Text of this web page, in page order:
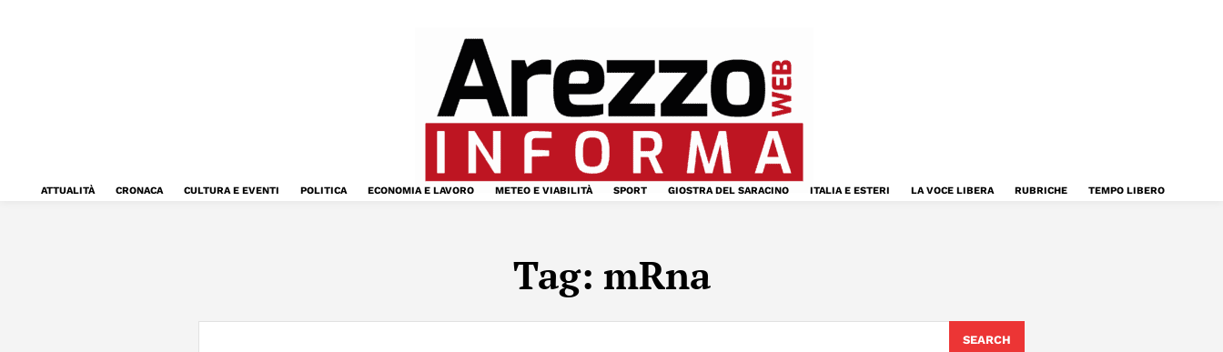
ATTUALITÀ CRONACA CULTURA E EVENTI POLITICA ECONOMIA E LAVORO METEO E VIABILITÀ SPORT GIOSTRA DEL SARACINO ITALIA E ESTERI LA VOCE LIBERA RUBRICHE TEMPO LIBERO
Tag: mRna
SEARCH